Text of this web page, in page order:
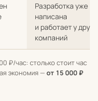
Разработка уже
написана
и работает у
компаний
₽/час: столько стоит час
экономия —от 15 000 ₽